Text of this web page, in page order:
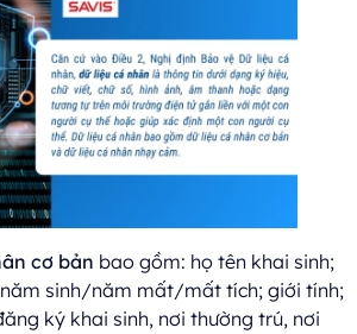
cơ bản bao gồm: họ tên khai sinh;
sinh/năm mất/mất tích; giới tính;
ký khai sinh, nơi thường trú, nơi